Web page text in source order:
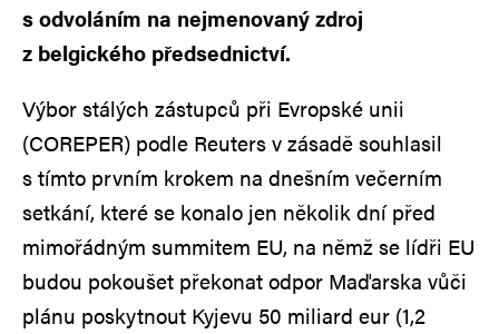
s odvoláním na nejmenovaný zdroj
z belgického předsednictví.
Výbor stálých zástupců při Evropské unii
(COREPER) podle Reuters v zásadě souhlasil
s tímto prvním krokem na dnešním večerním
setkání, které se konalo jen několik dní před
mimořádným summitem EU, na němž se lídři EU
budou pokoušet překonat odpor Maďarska vůči
plánu poskytnout Kyjevu 50 miliard eur (1,2